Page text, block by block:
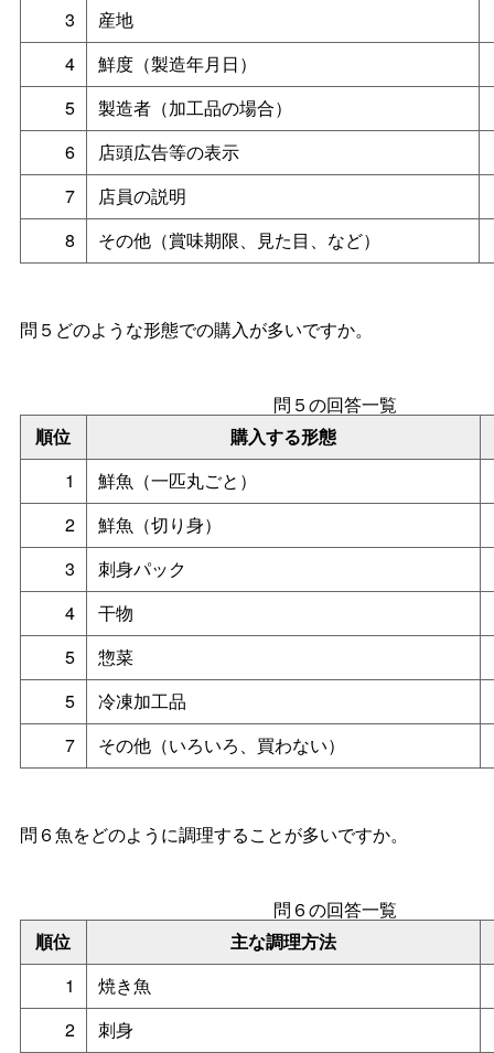
3
産地
4
鮮度（製造年月日）
5
製造者（加工品の場合）
6
店頭広告等の表示
7
店員の説明
8
その他（賞味期限、見た目、など）
問５どのような形態での購入が多いですか。
順位 購入する形態
問５の回答一覧
1
鮮魚（一匹丸ごと）
2
鮮魚（切り身）
3
刺身パック
4
干物
5
惣菜
5
冷凍加工品
7
その他（いろいろ、買わない）
問６魚をどのように調理することが多いですか。
順位 主な調理方法
問６の回答一覧
1
焼き魚
2
刺身